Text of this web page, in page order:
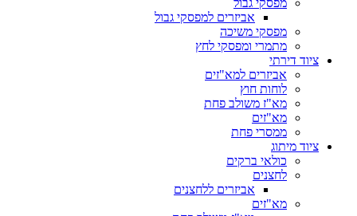
מפסקי גבול
אביזרים למפסקי גבול
מפסקי משיכה
מתמרי ומפסקי לחץ
ציוד דירתי
אביזרים למא"זים
לוחות חוץ
מא"ז משולב פחת
מא"זים
ממסרי פחת
ציוד מיתוג
כולאי ברקים
לחצנים
אביזרים ללחצנים
מא"זים